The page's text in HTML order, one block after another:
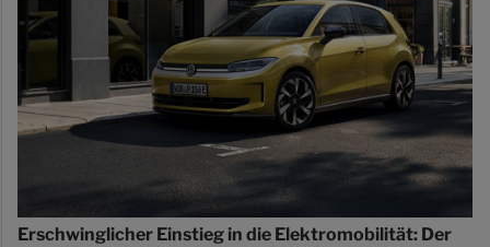
Erschwinglicher Einstieg in die Elektromobilität: Der